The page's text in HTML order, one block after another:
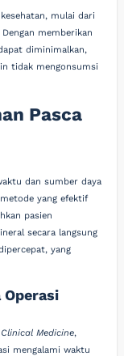
mulai dari
memberikan
diminimalkan,
tidak mengonsumsi
Pasca
dan sumber daya
yang efektif
pasien
secara langsung
yang
Medicine,
mengalami waktu